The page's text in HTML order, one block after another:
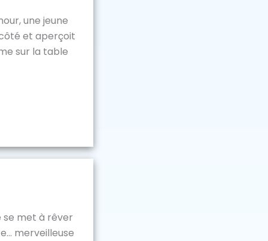
une jeune
et aperçoit
sur la table
se met à rêver
merveilleuse